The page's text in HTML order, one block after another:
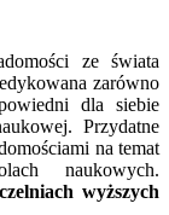
ze świata
zarówno
dla siebie
Przydatne
na temat
naukowych.
wyższych